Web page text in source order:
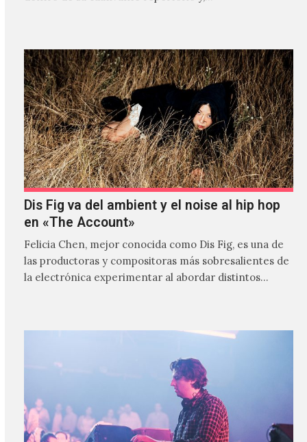
Dis Fig va del ambient y el noise al hip hop
en «The Account»
Felicia Chen, mejor conocida como Dis Fig, es una de
las productoras y compositoras más sobresalientes de
la electrónica experimentar al abordar distintos